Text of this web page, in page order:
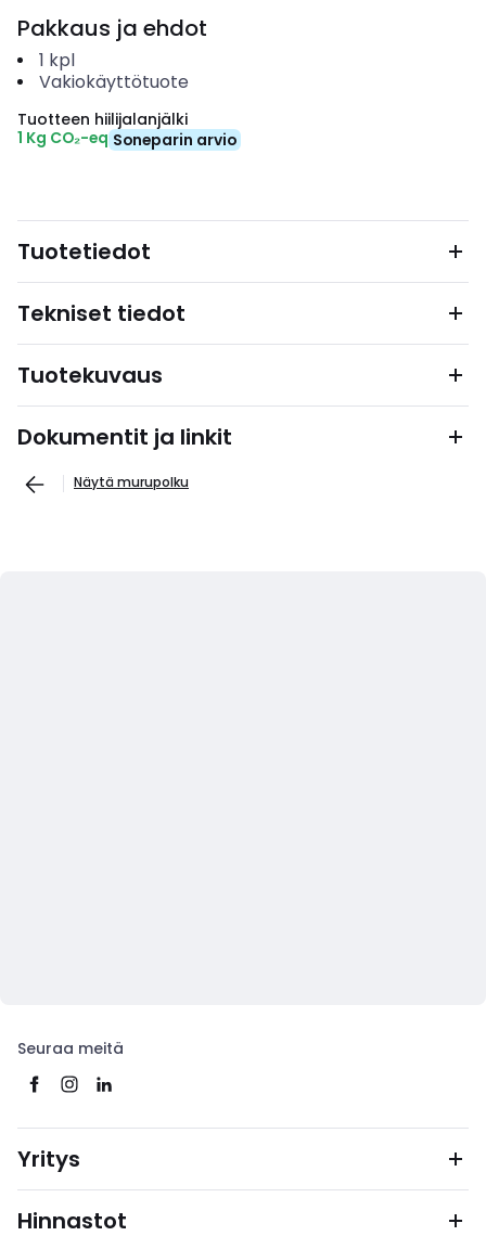
Pakkaus ja ehdot
1 kpl
Vakiokäyttötuote
Tuotteen hiilijalanjälki
1 Kg CO₂-eq Soneparin arvio
Tuotetiedot
Tekniset tiedot
Tuotekuvaus
Dokumentit ja linkit
Näytä murupolku
Seuraa meitä
Yritys
Hinnastot